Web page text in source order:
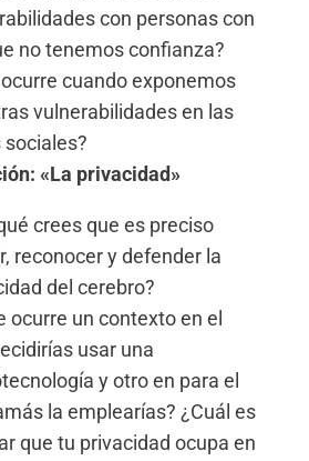
con personas con
no tenemos confianza?
cuando exponemos
vulnerabilidades en las
sociales?
«La privacidad»
crees que es preciso
reconocer y defender la
del cerebro?
ocurre un contexto en el
usar una
y otro en para el
la emplearías? ¿Cuál es
que tu privacidad ocupa en